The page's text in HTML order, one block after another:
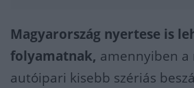
Magyarország nyertese is
folyamatnak, amennyiben a
autóipari kisebb szériás